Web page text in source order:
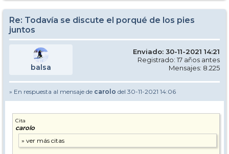
Re: Todavía se discute el porqué de los pies
juntos
balsa
Enviado: 30-11-2021 14:21
Registrado: 17 años antes
Mensajes: 8.225
» En respuesta al mensaje de carolo del 30-11-2021 14:06
Cita
carolo